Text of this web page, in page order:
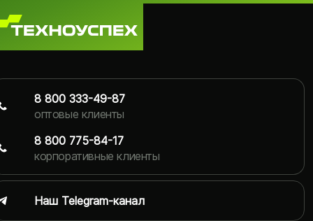
8 800 333-49-87
оптовые клиенты
8 800 775-84-17
корпоративные клиенты
Наш Telegram-канал